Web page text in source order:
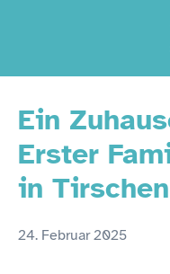
Ein
Erster
in
24. Februar 2025